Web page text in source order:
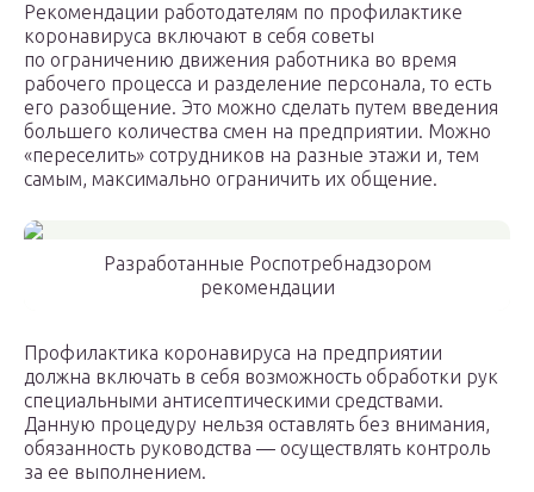
Рекомендации работодателям по профилактике
коронавируса включают в себя советы
по ограничению движения работника во время
рабочего процесса и разделение персонала, то есть
его разобщение. Это можно сделать путем введения
большего количества смен на предприятии. Можно
«переселить» сотрудников на разные этажи и, тем
самым, максимально ограничить их общение.
Разработанные Роспотребнадзором
рекомендации
Профилактика коронавируса на предприятии
должна включать в себя возможность обработки рук
специальными антисептическими средствами.
Данную процедуру нельзя оставлять без внимания,
обязанность руководства — осуществлять контроль
за ее выполнением.